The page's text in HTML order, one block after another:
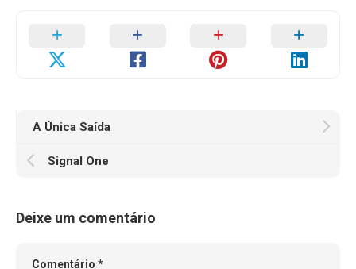
A Única Saída
Signal One
Deixe um comentário
Comentário *